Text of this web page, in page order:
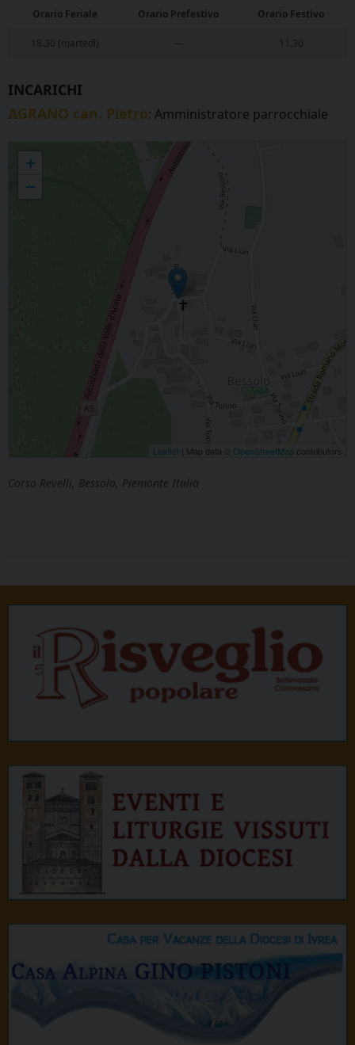
Orario Feriale Orario Prefestivo Orario Festivo
18.30 (martedì) — 11.30
INCARICHI
AGRANO can. Pietro: Amministratore parrocchiale
BESSOLO - San Giovanni Battista
+
−
Leaflet | Map data © OpenStreetMap contributors
Corso Revelli, Bessolo, Piemonte Italia